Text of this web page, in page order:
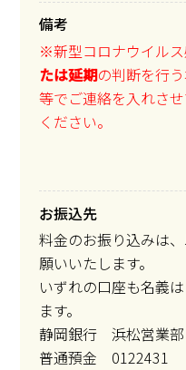
備考
※新型コロナウイル
たは延期の判断を行
等でご連絡を入れさ
ください。
お振込先
料金のお振り込みは
願いいたします。
いずれの口座も名義
ます。
静岡銀行 浜松営業部
普通預金 0122431